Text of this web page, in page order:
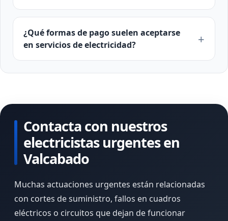
¿Qué formas de pago suelen aceptarse
en servicios de electricidad?
Contacta con nuestros
electricistas urgentes en
Valcabado
Muchas actuaciones urgentes están relacionadas
con cortes de suministro, fallos en cuadros
eléctricos o circuitos que dejan de funcionar